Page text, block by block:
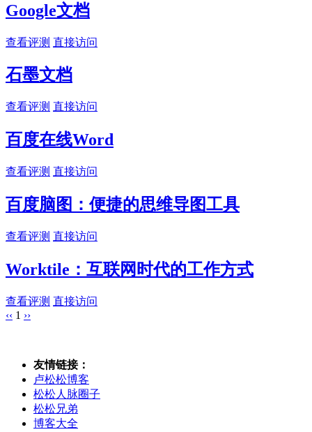
Google文档
查看评测 直接访问
石墨文档
查看评测 直接访问
百度在线Word
查看评测 直接访问
百度脑图：便捷的思维导图工具
查看评测 直接访问
Worktile：互联网时代的工作方式
查看评测 直接访问
‹‹ 1 ››
友情链接：
卢松松博客
松松人脉圈子
松松兄弟
博客大全